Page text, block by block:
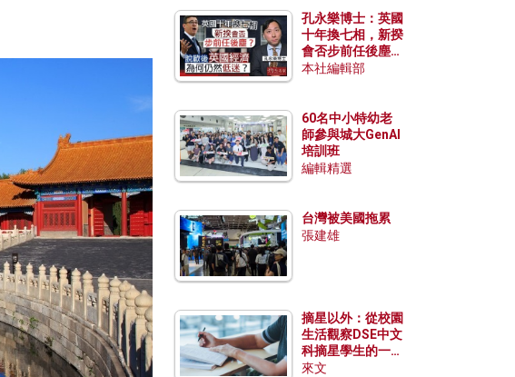
孔永樂博士：英國
十年換七相，新揆
會否步前任後塵？
脫歐後英國經濟為
本社編輯部
60名中小特幼老
師參與城大GenAI
培訓班
編輯精選
台灣被美國拖累
張建雄
摘星以外：從校園
生活觀察DSE中文
科摘星學生的一點
特質
來文